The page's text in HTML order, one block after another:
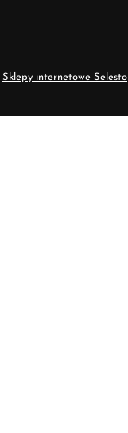
Sklepy internetowe Selesto